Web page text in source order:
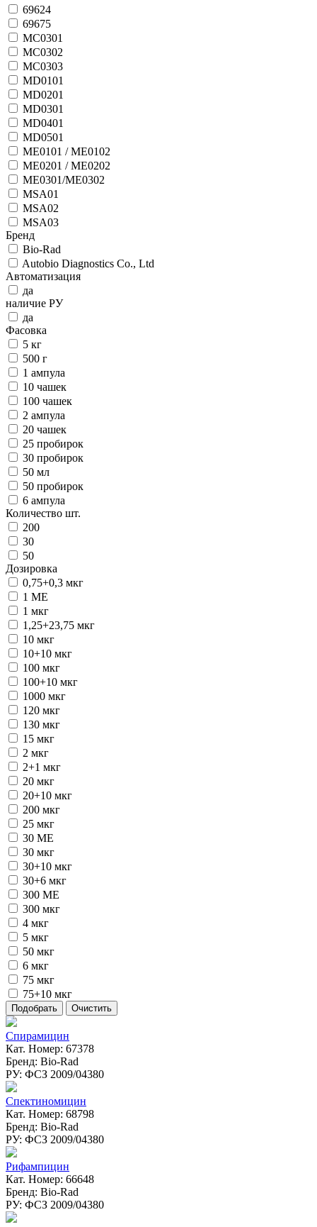
69624
69675
MC0301
MC0302
MC0303
MD0101
MD0201
MD0301
MD0401
MD0501
ME0101 / ME0102
ME0201 / ME0202
ME0301/ME0302
MSA01
MSA02
MSA03
Бренд
Bio-Rad
Autobio Diagnostics Co., Ltd
Автоматизация
да
наличие РУ
да
Фасовка
5 кг
500 г
1 ампула
10 чашек
100 чашек
2 ампула
20 чашек
25 пробирок
30 пробирок
50 мл
50 пробирок
6 ампула
Количество шт.
200
30
50
Дозировка
0,75+0,3 мкг
1 ME
1 мкг
1,25+23,75 мкг
10 мкг
10+10 мкг
100 мкг
100+10 мкг
1000 мкг
120 мкг
130 мкг
15 мкг
2 мкг
2+1 мкг
20 мкг
20+10 мкг
200 мкг
25 мкг
30 ME
30 мкг
30+10 мкг
30+6 мкг
300 ME
300 мкг
4 мкг
5 мкг
50 мкг
6 мкг
75 мкг
75+10 мкг
Спирамицин
Кат. Номер: 67378
Бренд: Bio-Rad
РУ: ФСЗ 2009/04380
Спектиномицин
Кат. Номер: 68798
Бренд: Bio-Rad
РУ: ФСЗ 2009/04380
Рифампицин
Кат. Номер: 66648
Бренд: Bio-Rad
РУ: ФСЗ 2009/04380